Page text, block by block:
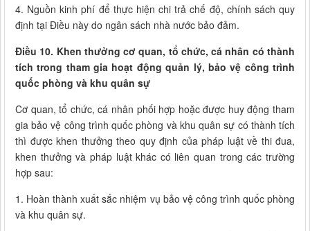
4. Nguồn kinh phí để thực hiện chi trả chế độ, chính sách quy
định tại Điều này do ngân sách nhà nước bảo đảm.
Điều 10. Khen thưởng cơ quan, tổ chức, cá nhân có thành
tích trong tham gia hoạt động quản lý, bảo vệ công trình
quốc phòng và khu quân sự
Cơ quan, tổ chức, cá nhân phối hợp hoặc được huy động tham
gia bảo vệ công trình quốc phòng và khu quân sự có thành tích
thì được khen thưởng theo quy định của pháp luật về thi đua,
khen thưởng và pháp luật khác có liên quan trong các trường
hợp sau:
1. Hoàn thành xuất sắc nhiệm vụ bảo vệ công trình quốc phòng
và khu quân sự.